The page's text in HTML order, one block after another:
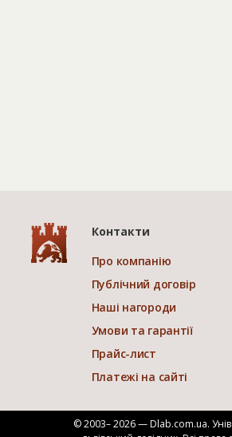
Контакти
Про компанію
Публічний договір
Наші нагороди
Умови та гарантії
Прайс-лист
Платежі на сайті
© 2003– 2026 — Dlab.com.ua.